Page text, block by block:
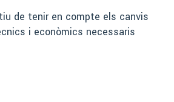
de tenir en compte els canvis
i econòmics necessaris